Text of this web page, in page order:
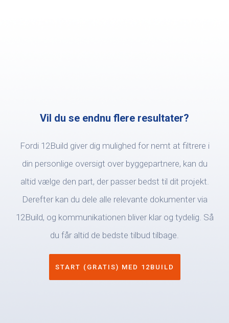
Vil du se endnu flere resultater?
Fordi 12Build giver dig mulighed for nemt at filtrere i
din personlige oversigt over byggepartnere, kan du
altid vælge den part, der passer bedst til dit projekt.
Derefter kan du dele alle relevante dokumenter via
12Build, og kommunikationen bliver klar og tydelig. Så
du får altid de bedste tilbud tilbage.
START (GRATIS) MED 12BUILD